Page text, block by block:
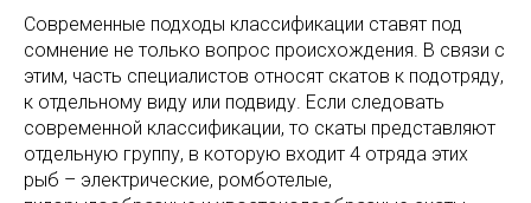
Современные подходы классификации ставят под
сомнение не только вопрос происхождения. В связи с
этим, часть специалистов относят скатов к подотряду,
к отдельному виду или подвиду. Если следовать
современной классификации, то скаты представляют
отдельную группу, в которую входит 4 отряда этих
рыб – электрические, ромботелые,